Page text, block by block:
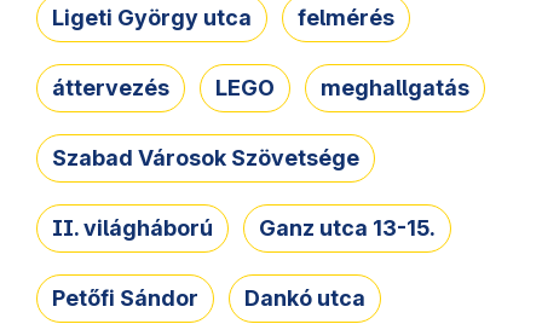
Ligeti György utca felmérés
áttervezés LEGO meghallgatás
Szabad Városok Szövetsége
II. világháború Ganz utca 13-15.
Petőfi Sándor Dankó utca